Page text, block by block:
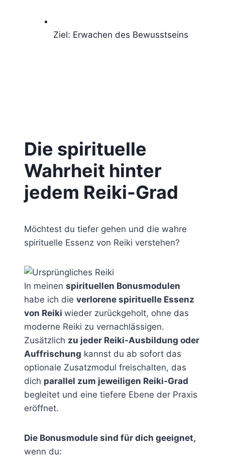
Ziel: Erwachen des Bewusstseins
Die spirituelle
Wahrheit hinter
jedem Reiki-Grad
Möchtest du tiefer gehen und die wahre
spirituelle Essenz von Reiki verstehen?
In meinen spirituellen Bonusmodulen
habe ich die verlorene spirituelle Essenz
von Reiki wieder zurückgeholt, ohne das
moderne Reiki zu vernachlässigen.
Zusätzlich zu jeder Reiki-Ausbildung oder
Auffrischung kannst du ab sofort das
optionale Zusatzmodul freischalten, das
dich parallel zum jeweiligen Reiki-Grad
begleitet und eine tiefere Ebene der Praxis
eröffnet.
Die Bonusmodule sind für dich geeignet,
wenn du: